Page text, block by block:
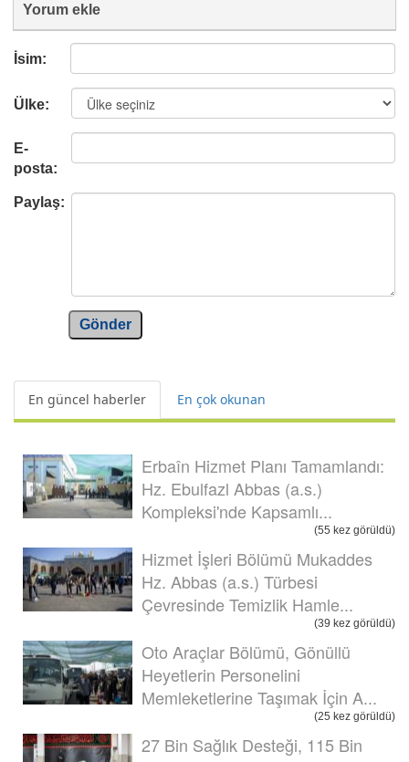
Yorum ekle
İsim:
Ülke:
E-
posta:
Paylaş:
Gönder
En güncel haberler En çok okunan
Erbaîn Hizmet Planı Tamamlandı:
Hz. Ebulfazl Abbas (a.s.)
Kompleksi'nde Kapsamlı...
(55 kez görüldü)
Hizmet İşleri Bölümü Mukaddes
Hz. Abbas (a.s.) Türbesi
Çevresinde Temizlik Hamle...
(39 kez görüldü)
Oto Araçlar Bölümü, Gönüllü
Heyetlerin Personelini
Memleketlerine Taşımak İçin A...
(25 kez görüldü)
27 Bin Sağlık Desteği, 115 Bin